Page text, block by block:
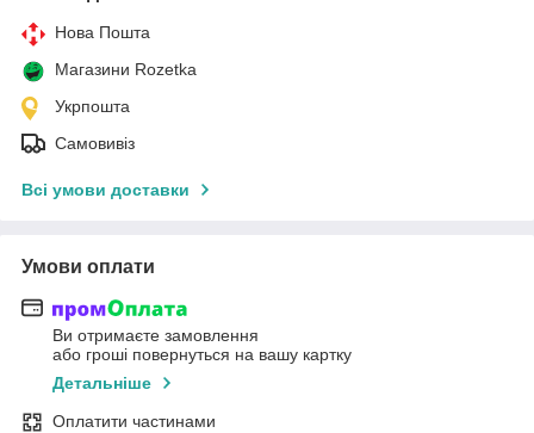
Нова Пошта
Магазини Rozetka
Укрпошта
Самовивіз
Всі умови доставки
Умови оплати
Ви отримаєте замовлення
або гроші повернуться на вашу картку
Детальніше
Оплатити частинами